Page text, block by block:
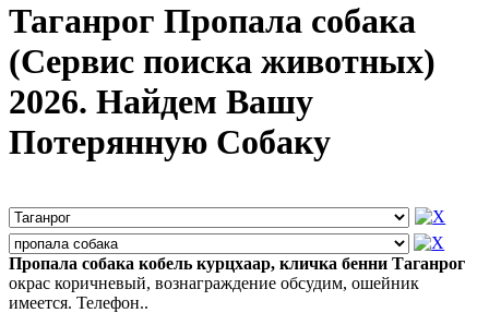
Таганрог Пропала собака
(Сервис поиска животных)
2026. Найдем Вашу
Потерянную Собаку
Пропала собака кобель курцхаар, кличка бенни Таганрог
окрас коричневый, вознаграждение обсудим, ошейник
имеется. Телефон..